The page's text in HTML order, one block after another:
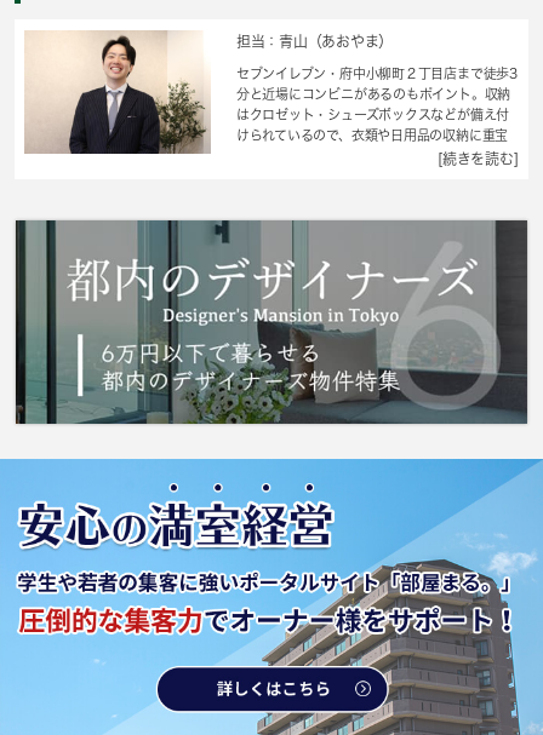
担当：青山（あおやま）
セブンイレブン・府中小柳町２丁目店まで徒歩3
分と近場にコンビニがあるのもポイント。収納
はクロゼット・シューズボックスなどが備え付
けられているので、衣類や日用品の収納に重宝
します。室内設備はエアコン・フローリングな
なくなり防犯対策につながるオートロック機能
ットと一緒に暮らせます。府中市エリアや京王
線多磨霊園付近で、お気に入りのお部屋を探し
ませんか。快適な暮らしが送れるように、素敵
なお部屋をご紹介致します。
[続きを読む]